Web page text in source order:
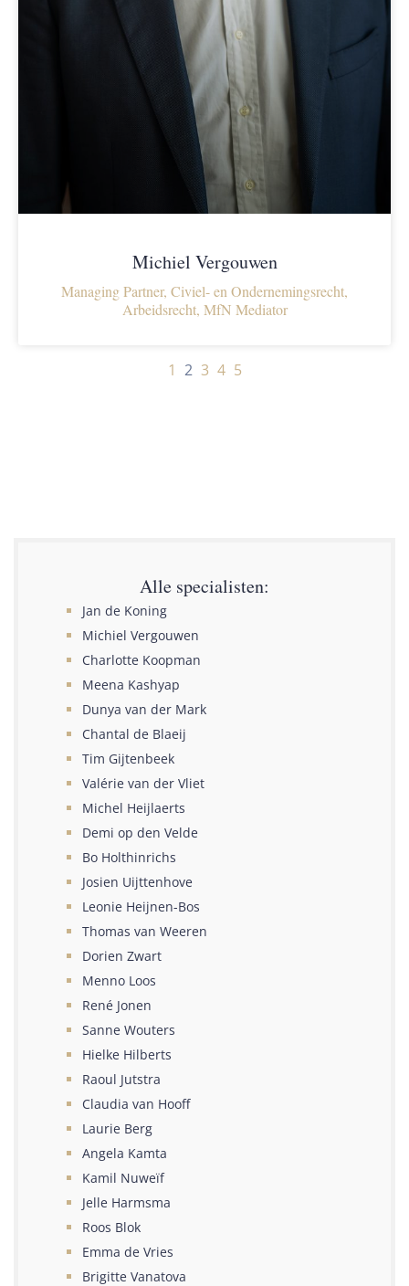
Michiel Vergouwen
Managing Partner, Civiel- en Ondernemingsrecht,
Arbeidsrecht, MfN Mediator
1 2 3 4 5
Alle specialisten:
Jan de Koning
Michiel Vergouwen
Charlotte Koopman
Meena Kashyap
Dunya van der Mark
Chantal de Blaeij
Tim Gijtenbeek
Valérie van der Vliet
Michel Heijlaerts
Demi op den Velde
Bo Holthinrichs
Josien Uijttenhove
Leonie Heijnen-Bos
Thomas van Weeren
Dorien Zwart
Menno Loos
René Jonen
Sanne Wouters
Hielke Hilberts
Raoul Jutstra
Claudia van Hooff
Laurie Berg
Angela Kamta
Kamil Nuweïf
Jelle Harmsma
Roos Blok
Emma de Vries
Brigitte Vanatova